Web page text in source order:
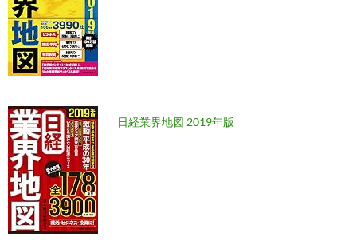
日経業界地図 2019年版